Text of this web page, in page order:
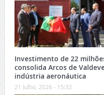
Investimento de 22
consolida Arcos de
indústria aeronáutica
21 Julho, 2026 - 15:32